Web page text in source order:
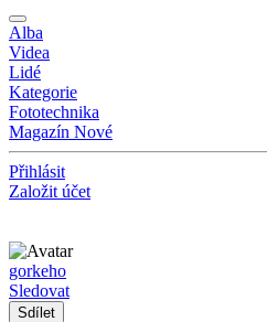
Alba
Videa
Lidé
Kategorie
Fototechnika
Magazín Nové
Přihlásit
Založit účet
gorkeho
Sledovat
Sdílet